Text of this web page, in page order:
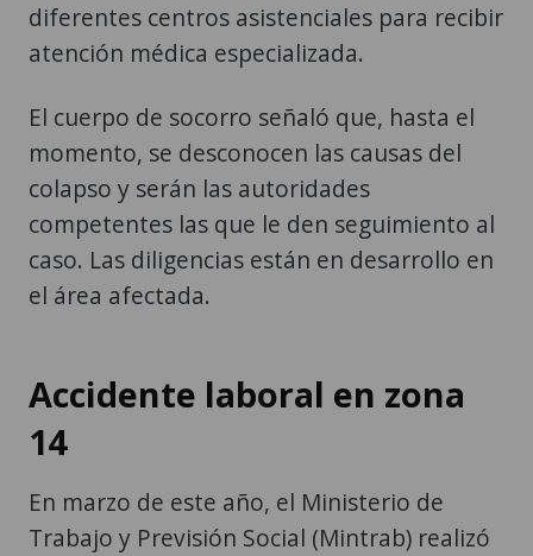
diferentes centros asistenciales para recibir
atención médica especializada.
El cuerpo de socorro señaló que, hasta el
momento, se desconocen las causas del
colapso y serán las autoridades
competentes las que le den seguimiento al
caso. Las diligencias están en desarrollo en
el área afectada.
Accidente laboral en zona
14
En marzo de este año, el Ministerio de
Trabajo y Previsión Social (Mintrab) realizó